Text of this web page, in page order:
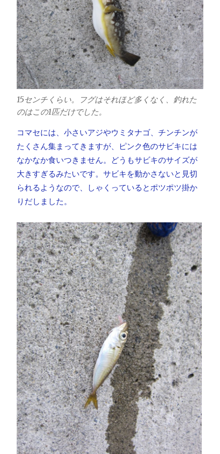
15センチくらい。フグはそれほど多くなく、釣れた
のはこの1匹だけでした。
コマセには、小さいアジやウミタナゴ、チンチンが
たくさん集まってきますが、ピンク色のサビキには
なかなか食いつきません。どうもサビキのサイズが
大きすぎるみたいです。サビキを動かさないと見切
られるようなので、しゃくっているとポツポツ掛か
りだしました。